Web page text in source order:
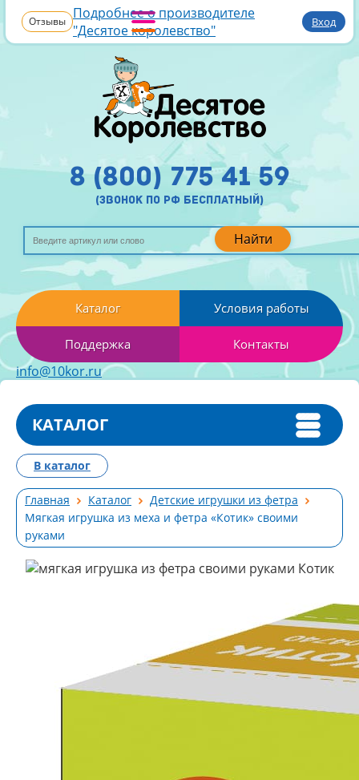
Отзывы Подробнее о производителе
"Десятое королевство"
Вход
Найти
8 (800) 775 41 59
(звонок по рф бесплатный)
Каталог Условия работы
Поддержка Контакты
info@10kor.ru
КАТАЛОГ
Главная Каталог
Детские игрушки из фетра
Мягкая игрушка из меха и фетра «Котик» своими
руками
В каталог